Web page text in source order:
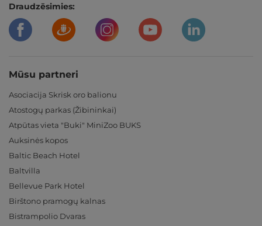
Draudzēsimies:
Mūsu partneri
Asociacija Skrisk oro balionu
Atostogų parkas (Žibininkai)
Atpūtas vieta "Buki" MiniZoo BUKS
Auksinės kopos
Baltic Beach Hotel
Baltvilla
Bellevue Park Hotel
Birštono pramogų kalnas
Bistrampolio Dvaras